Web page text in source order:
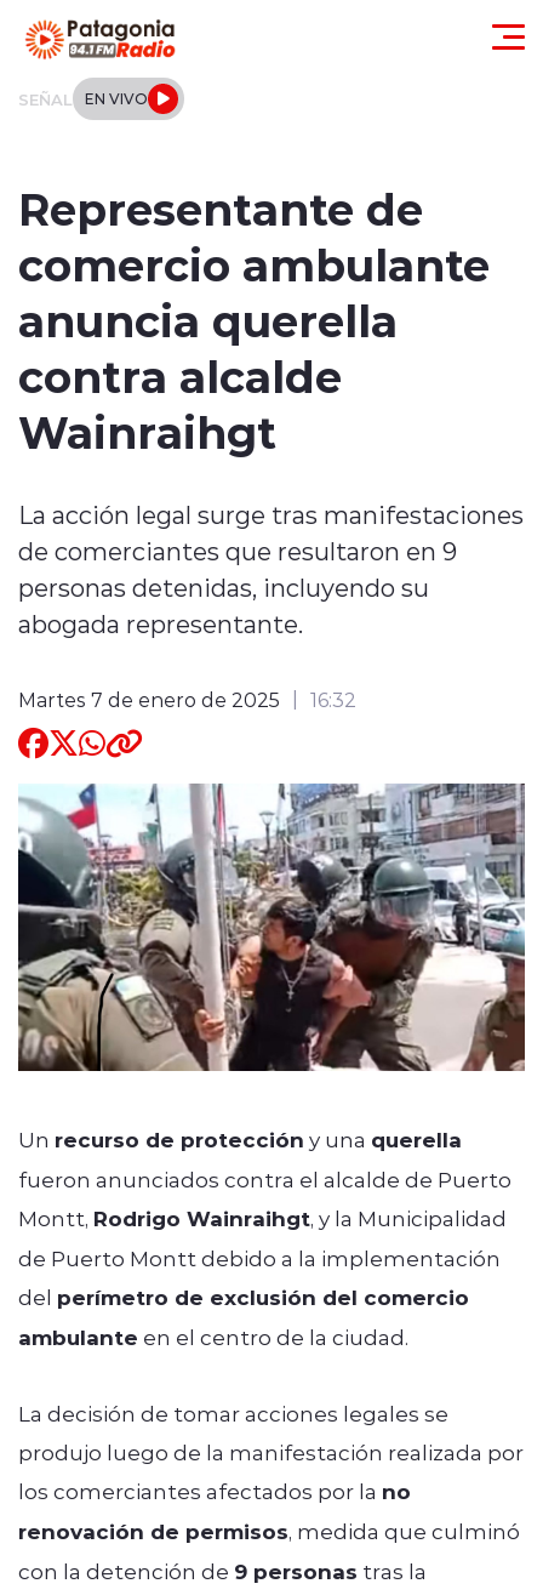
SEÑAL EN VIVO
Regionales
Internacional
Entrevistas
Quienes Somos
Representante de
comercio ambulante
anuncia querella
contra alcalde
Wainraihgt
La acción legal surge tras manifestaciones
de comerciantes que resultaron en 9
personas detenidas, incluyendo su
abogada representante.
Martes 7 de enero de 2025 16:32
Un recurso de protección y una querella
fueron anunciados contra el alcalde de Puerto
Montt, Rodrigo Wainraihgt, y la Municipalidad
de Puerto Montt debido a la implementación
del perímetro de exclusión del comercio
ambulante en el centro de la ciudad.
La decisión de tomar acciones legales se
produjo luego de la manifestación realizada por
los comerciantes afectados por la no
renovación de permisos, medida que culminó
con la detención de 9 personas tras la